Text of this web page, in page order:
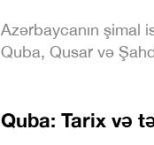
Azərbaycanın şimal
Quba, Qusar və
Quba: Tarix və